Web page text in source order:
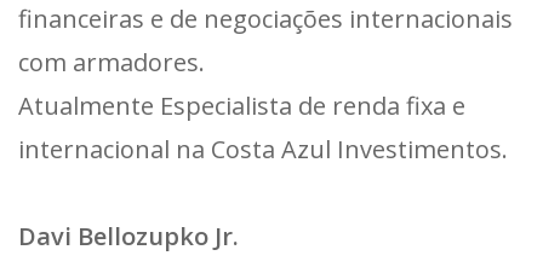
financeiras e de negociações internacionais
com armadores.
Atualmente Especialista de renda fixa e
internacional na Costa Azul Investimentos.
Davi Bellozupko Jr.